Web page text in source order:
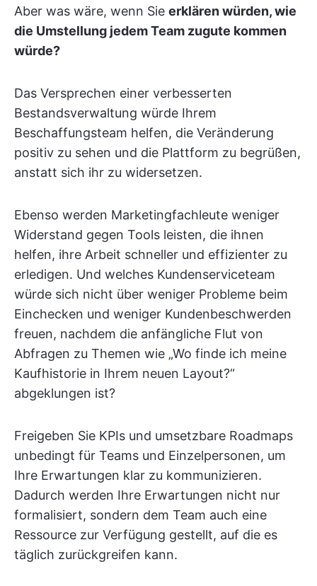
Aber was wäre, wenn Sie erklären würden, wie
die Umstellung jedem Team zugute kommen
würde?
Das Versprechen einer verbesserten
Bestandsverwaltung würde Ihrem
Beschaffungsteam helfen, die Veränderung
positiv zu sehen und die Plattform zu begrüßen,
anstatt sich ihr zu widersetzen.
Ebenso werden Marketingfachleute weniger
Widerstand gegen Tools leisten, die ihnen
helfen, ihre Arbeit schneller und effizienter zu
erledigen. Und welches Kundenserviceteam
würde sich nicht über weniger Probleme beim
Einchecken und weniger Kundenbeschwerden
freuen, nachdem die anfängliche Flut von
Abfragen zu Themen wie „Wo finde ich meine
Kaufhistorie in Ihrem neuen Layout?“
abgeklungen ist?
Freigeben Sie KPIs und umsetzbare Roadmaps
unbedingt für Teams und Einzelpersonen, um
Ihre Erwartungen klar zu kommunizieren.
Dadurch werden Ihre Erwartungen nicht nur
formalisiert, sondern dem Team auch eine
Ressource zur Verfügung gestellt, auf die es
täglich zurückgreifen kann.